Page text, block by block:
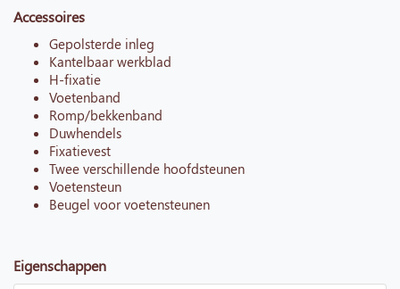
Accessoires
Gepolsterde inleg
Kantelbaar werkblad
H-fixatie
Voetenband
Romp/bekkenband
Duwhendels
Fixatievest
Twee verschillende hoofdsteunen
Voetensteun
Beugel voor voetensteunen
Eigenschappen